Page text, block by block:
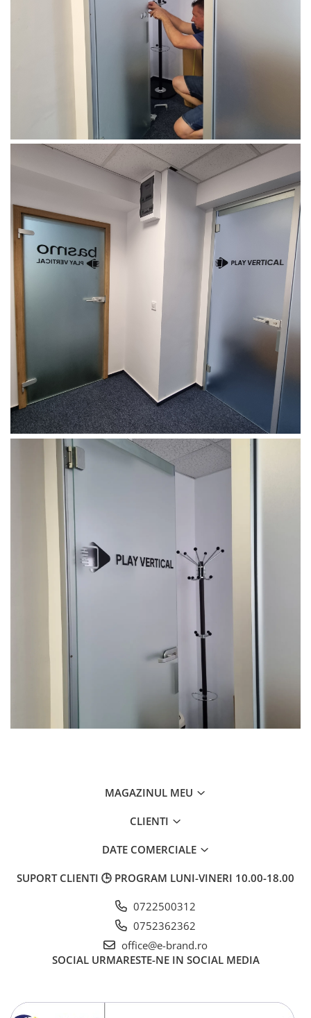
MAGAZINUL MEU
CLIENTI
DATE COMERCIALE
SUPORT CLIENTI 🕒 PROGRAM LUNI-VINERI 10.00-18.00
0722500312
0752362362
office@e-brand.ro
SOCIAL URMARESTE-NE IN SOCIAL MEDIA